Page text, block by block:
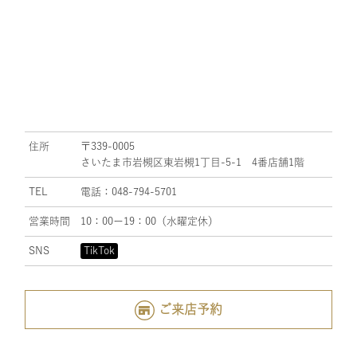
住所
〒339-0005
さいたま市岩槻区東岩槻1丁目-5-1 4番店舗1階
TEL 電話：048-794-5701
営業時間 10：00ー19：00（水曜定休）
SNS TikTok
ご来店予約